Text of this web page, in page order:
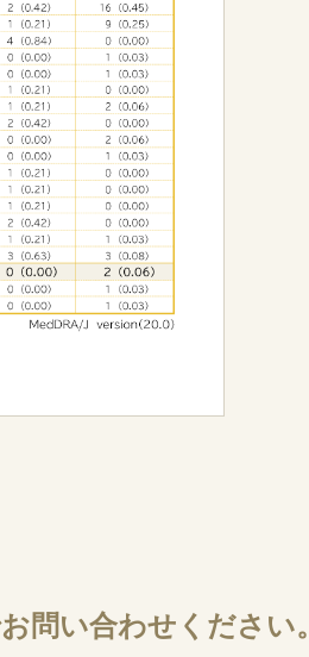
問い合わせください。